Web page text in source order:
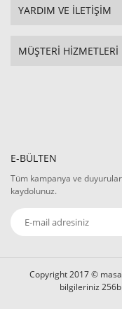
YARDIM VE İLETİŞİM
MÜŞTERİ HİZMETLERİ
E-BÜLTEN
Tüm kampanya ve
kaydolunuz.
Copyright 2017 ©
bilgileriniz